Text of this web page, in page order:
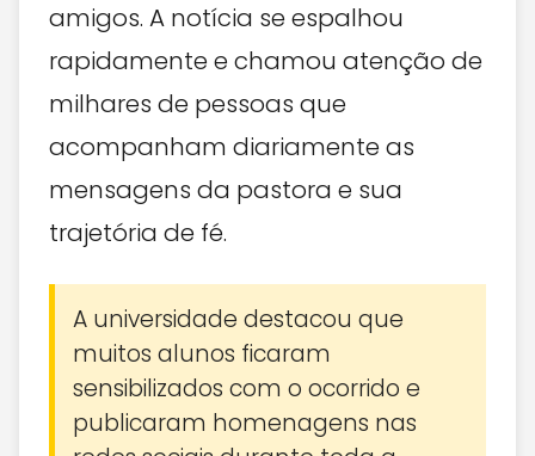
amigos. A notícia se espalhou
rapidamente e chamou atenção de
milhares de pessoas que
acompanham diariamente as
mensagens da pastora e sua
trajetória de fé.
A universidade destacou que
muitos alunos ficaram
sensibilizados com o ocorrido e
publicaram homenagens nas